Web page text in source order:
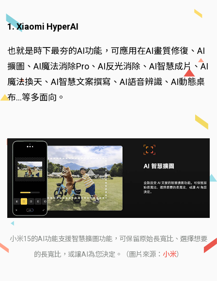
1. Xiaomi HyperAI
也就是時下最夯的AI功能，可應用在AI畫質修復、AI
擴圖、AI魔法消除Pro、AI反光消除、AI智慧成片、AI
魔法換天、AI智慧文案撰寫、AI語音辨識、AI動態桌
布…等多面向。
小米15的AI功能支援智慧擴圖功能，可保留原始長寬比、選擇想要
的長寬比，或讓AI為您決定。（圖片來源： 小米）